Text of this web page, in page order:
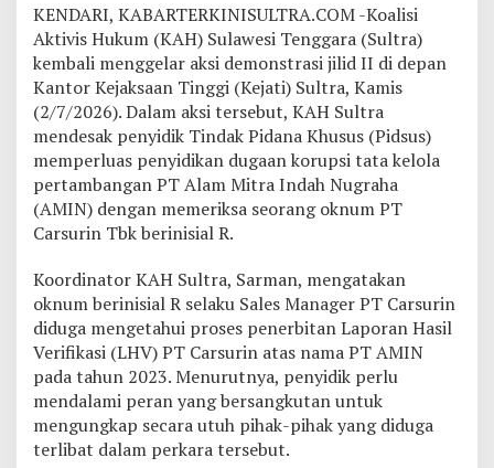
i
S
l
t
r
a
P
e
r
i
k
a
a
n
T
e
a
p
k
KENDARI, KABARTERKINISULTRA.COM -Koalisi
Aktivis Hukum (KAH) Sulawesi Tenggara (Sultra)
kembali menggelar aksi demonstrasi jilid II di depan
Kantor Kejaksaan Tinggi (Kejati) Sultra, Kamis
(2/7/2026). Dalam aksi tersebut, KAH Sultra
mendesak penyidik Tindak Pidana Khusus (Pidsus)
memperluas penyidikan dugaan korupsi tata kelola
pertambangan PT Alam Mitra Indah Nugraha
(AMIN) dengan memeriksa seorang oknum PT
Carsurin Tbk berinisial R.
Koordinator KAH Sultra, Sarman, mengatakan
oknum berinisial R selaku Sales Manager PT Carsurin
diduga mengetahui proses penerbitan Laporan Hasil
Verifikasi (LHV) PT Carsurin atas nama PT AMIN
pada tahun 2023. Menurutnya, penyidik perlu
mendalami peran yang bersangkutan untuk
mengungkap secara utuh pihak-pihak yang diduga
terlibat dalam perkara tersebut.